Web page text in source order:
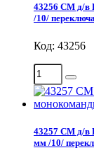
43256 СМ д/в
/10/
Код: 43256
43257 СМ д/в
мм /10/